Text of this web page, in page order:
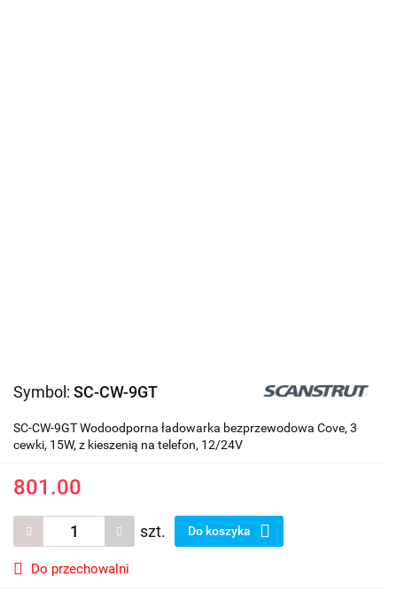
Symbol: SC-CW-9GT
SC-CW-9GT Wodoodporna ładowarka bezprzewodowa Cove, 3
cewki, 15W, z kieszenią na telefon, 12/24V
801.00
szt. Do koszyka
Do przechowalni